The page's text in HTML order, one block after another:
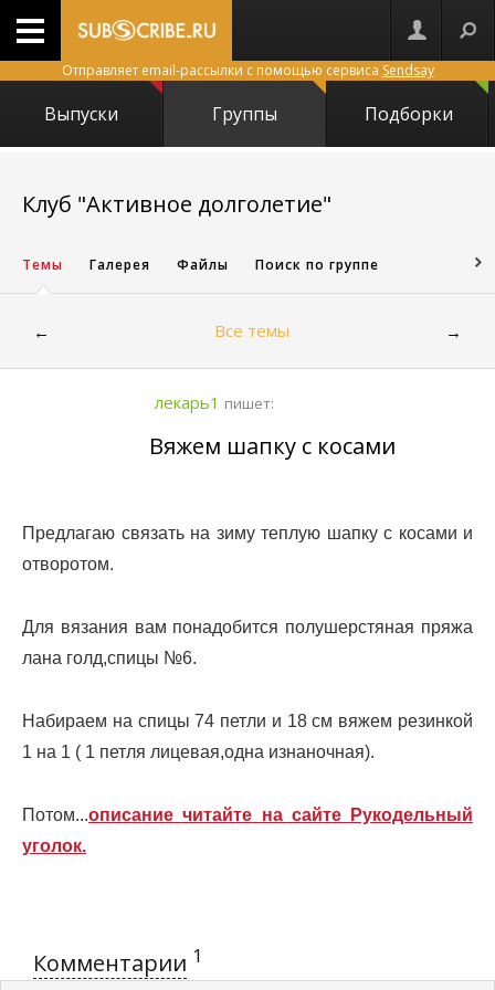
Отправляет email-рассылки с помощью сервиса Sendsay
Выпуски Группы Подборки
Клуб "Активное долголетие"
Темы Галерея Файлы Поиск по группе
← Все темы →
лекарь1 пишет:
Вяжем шапку с косами
Предлагаю связать на зиму теплую шапку с косами и
отворотом.
Для вязания вам понадобится полушерстяная пряжа
лана голд,спицы №6.
Набираем на спицы 74 петли и 18 см вяжем резинкой
1 на 1 ( 1 петля лицевая,одна изнаночная).
Потом...описание читайте на сайте Рукодельный
уголок.
Комментарии 1